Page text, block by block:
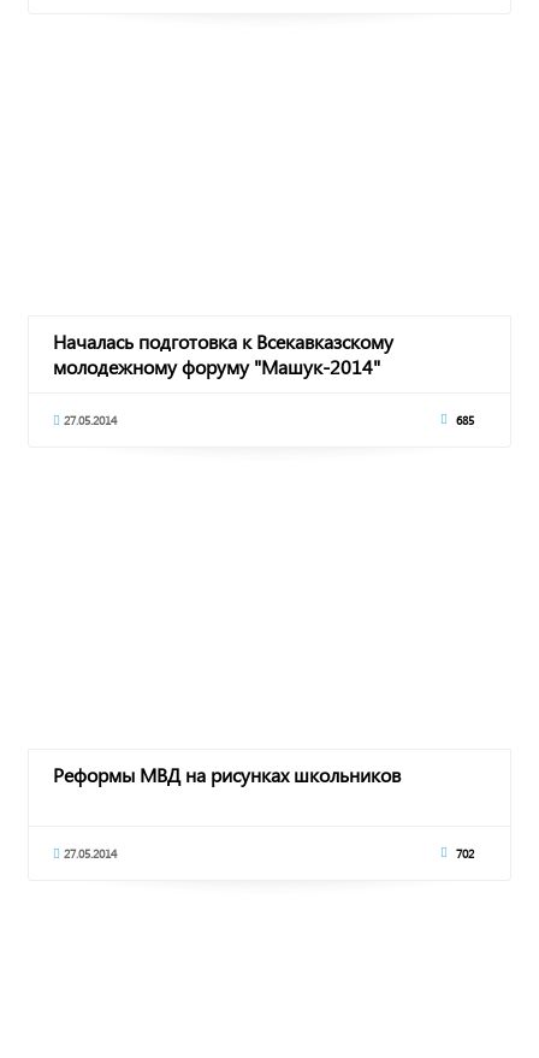
Началась подготовка к Всекавказскому
молодежному форуму "Машук-2014"
27.05.2014 685
Реформы МВД на рисунках школьников
27.05.2014 702